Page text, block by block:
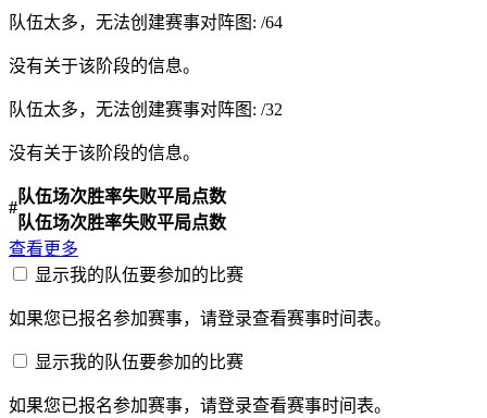
队伍太多，无法创建赛事对阵图: /64
没有关于该阶段的信息。
队伍太多，无法创建赛事对阵图: /32
没有关于该阶段的信息。
#
队伍
队伍
场次
场次
胜率
胜率
失败
失败
平局
平局
点数
点数
查看更多
显示我的队伍要参加的比赛
如果您已报名参加赛事，请登录查看赛事时间表。
显示我的队伍要参加的比赛
如果您已报名参加赛事，请登录查看赛事时间表。